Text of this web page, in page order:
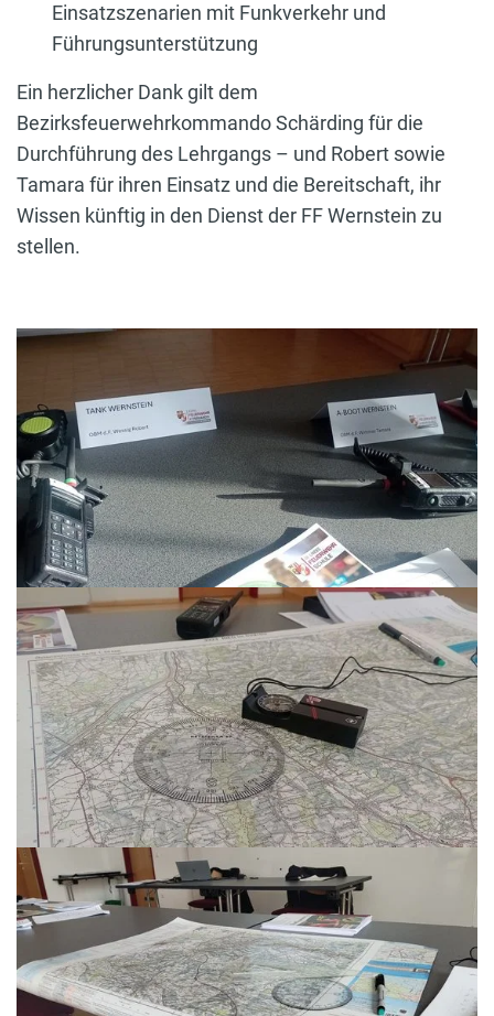
Einsatzszenarien mit Funkverkehr und
Führungsunterstützung
Ein herzlicher Dank gilt dem
Bezirksfeuerwehrkommando Schärding für die
Durchführung des Lehrgangs – und Robert sowie
Tamara für ihren Einsatz und die Bereitschaft, ihr
Wissen künftig in den Dienst der FF Wernstein zu
stellen.